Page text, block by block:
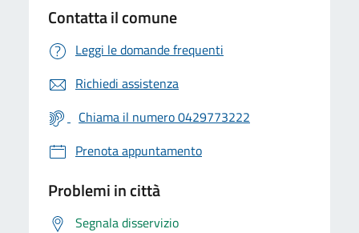
Contatta il comune
Leggi le domande frequenti
Richiedi assistenza
Chiama il numero 0429773222
Prenota appuntamento
Problemi in città
Segnala disservizio